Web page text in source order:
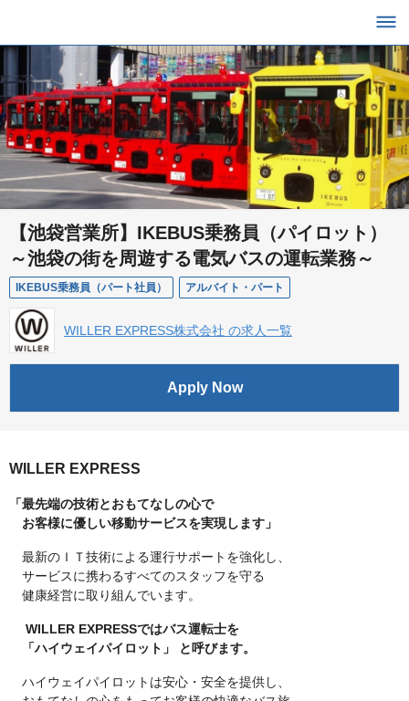
【池袋営業所】IKEBUS乗務員（パイロット）
～池袋の街を周遊する電気バスの運転業務～
IKEBUS乗務員（パート社員） アルバイト・パート
WILLER EXPRESS株式会社 の求人一覧
Apply Now
WILLER EXPRESS
「最先端の技術とおもてなしの心で
お客様に優しい移動サービスを実現します」
最新のＩＴ技術による運行サポートを強化し、
サービスに携わるすべてのスタッフを守る
健康経営に取り組んでいます。
WILLER EXPRESSではバス運転士を
「ハイウェイパイロット」 と呼びます。
ハイウェイパイロットは安心・安全を提供し、